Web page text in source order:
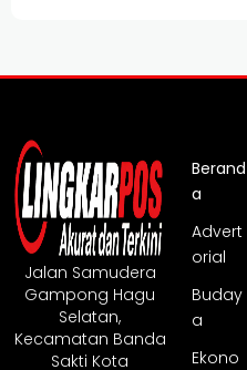
Jalan Samudera
Gampong Hagu
Selatan,
Kecamatan Banda
Sakti Kota
Berand
a
Advert
orial
Buday
a
Ekono